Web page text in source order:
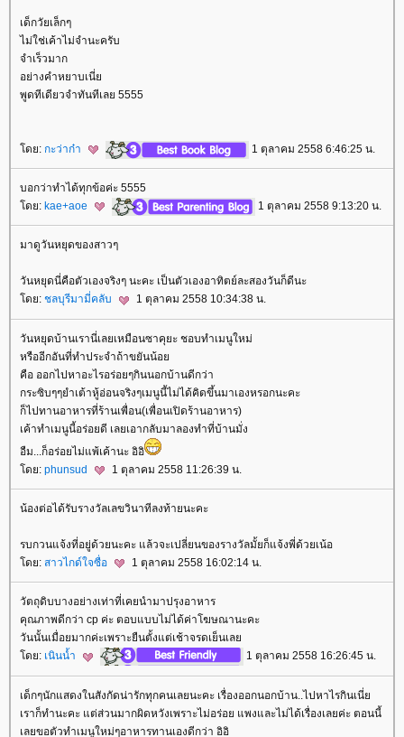
เด็กวัยเล็กๆ
ไม่ใช่เค้าไม่จำนะครับ
จำเร็วมาก
อย่างคำหยาบเนี่
พูดทีเดียวจำทันทีเลย 5555
ดย: กะว่าก๋า 1 ตุลาคม 2558 6:46:25 น.
บอกว่าทำได้ทุกข้อค่ะ 5555
ดย: kae+aoe 1 ตุลาคม 2558 9:13:20 น.
มาดูวันหยุดของสาวๆ
วันหยุดนี่คือตัวเองจริงๆ นะคะ เป็นตัวเองอาทิตย์ละสองวันก็ดีนะ
ดย: ชลบุรีมามี่คลับ 1 ตุลาคม 2558 10:34:38 น.
วันหยุดบ้านเรานี่เลยเหมือนซาคุยะ ชอบทำเมนูใหม่
หรืออีกอันที่ทำประจำถ้าขยันน้อ
คือ ออกไปหาอะไรอร่อยๆกินนอกบ้านดีกว่า
กระซิบๆๆยำเต้าหู้อ่อนจริงๆเมนูนี้ไม่ได้คิดขึ้นมาเองหรอกนะคะ
ก็ไปทานอาหารที่ร้านเพื่อน(เพื่อนเปิดร้านอาหาร)
เค้าทำเมนูนี้อร่อยดี เลยเอากลับมาลองทำที่บ้านมั่ง
อืม...ก็อร่อยไม่แพ้เค้านะ อิอิ
ดย: phunsud 1 ตุลาคม 2558 11:26:39 น.
น้องต่อได้รับรางวัลเลขวินาทีลงท้ายนะคะ
รบกวนแจ้งที่อยู่ด้วยนะคะ แล้วจะเปลี่ยนของรางวัลมั้ยก็แจ้งพี่ด้วยเน้อ
ดย: สาวไกด์ใจซื่อ 1 ตุลาคม 2558 16:02:14 น.
วัตถุดิบบางอย่างเท่าที่เคยนำมาปรุงอาหาร
คุณภาพดีกว่า cp ค่ะ ตอบแบบไม่ได้ค่าโฆษณานะคะ
วันนั้นเมื่อยมากค่ะเพราะยืนตั้งแต่เช้าจรดเย็นเล
ดย: เนินน้ำ 1 ตุลาคม 2558 16:26:45 น.
เด็กๆนักแสดงในสังกัดน่ารักทุกคนเลยนะคะ เรื่องออกนอกบ้าน..ไปหาไรกินเนี่
เราก็ทำนะคะ แต่ส่วนมากผิดหวังเพราะไม่อร่อย แพงและไม่ได้เรื่องเลยค่ะ ตอนนี้
เลยขอตัวทำเมนูใหม่ๆอาหารทานเองดีกว่า อิอิ